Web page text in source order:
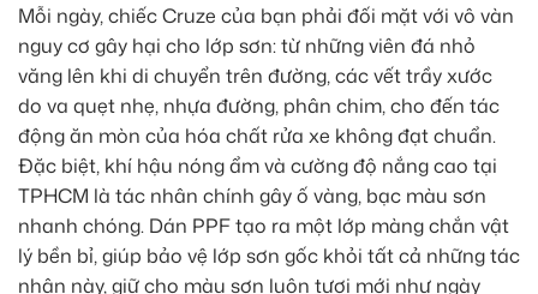
Mỗi ngày, chiếc Cruze của bạn phải đối mặt với vô vàn
nguy cơ gây hại cho lớp sơn: từ những viên đá nhỏ
văng lên khi di chuyển trên đường, các vết trầy xước
do va quẹt nhẹ, nhựa đường, phân chim, cho đến tác
động ăn mòn của hóa chất rửa xe không đạt chuẩn.
Đặc biệt, khí hậu nóng ẩm và cường độ nắng cao tại
TPHCM là tác nhân chính gây ố vàng, bạc màu sơn
nhanh chóng. Dán PPF tạo ra một lớp màng chắn vật
lý bền bỉ, giúp bảo vệ lớp sơn gốc khỏi tất cả những tác
nhân này, giữ cho màu sơn luôn tươi mới như ngày